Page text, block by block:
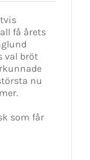
få årets
val bröt
nu
som får